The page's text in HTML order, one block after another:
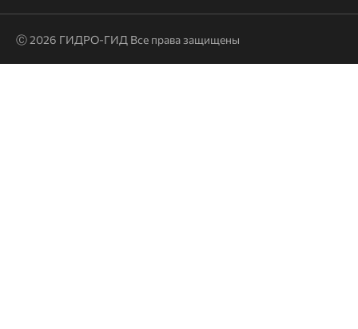
Ⓒ 2026 ГИДРО-ГИД Все права защищены